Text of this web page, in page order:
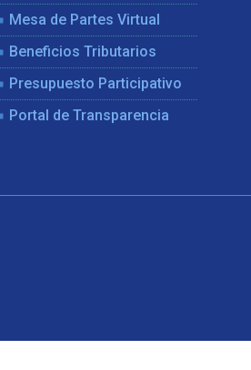
Mesa de Partes Virtual
Beneficios Tributarios
Presupuesto Participativo
Portal de Transparencia